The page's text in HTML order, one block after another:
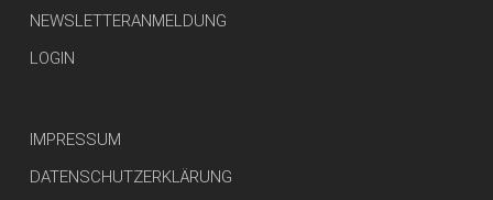
NEWSLETTERANMELDUNG
LOGIN
IMPRESSUM
DATENSCHUTZERKLÄRUNG